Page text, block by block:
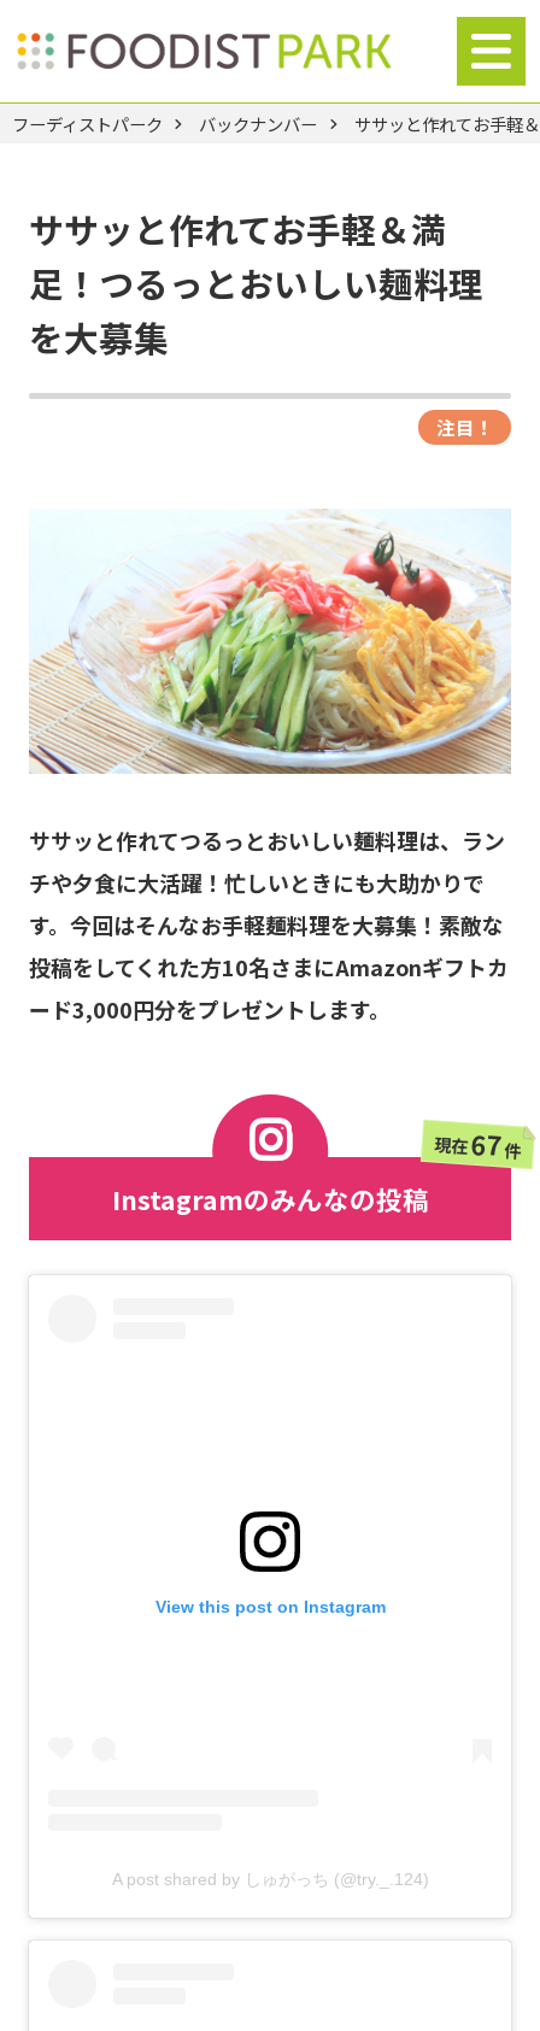
フーディストパーク バックナンバー ササッと作れてお手軽
ササッと作れてお手軽＆満
足！つるっとおいしい麺料理
を大募集
注目！
ササッと作れてつるっとおいしい麺料理は、ラン
チや夕食に大活躍！忙しいときにも大助かりで
す。今回はそんなお手軽麺料理を大募集！素敵な
投稿をしてくれた方10名さまにAmazonギフトカ
ード3,000円分をプレゼントします。
Instagramのみんなの投稿
現在67件
View this post on Instagram
A post shared by しゅがっち (@try._.124)